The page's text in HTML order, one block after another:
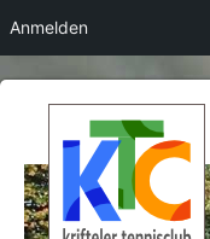
Anmelden